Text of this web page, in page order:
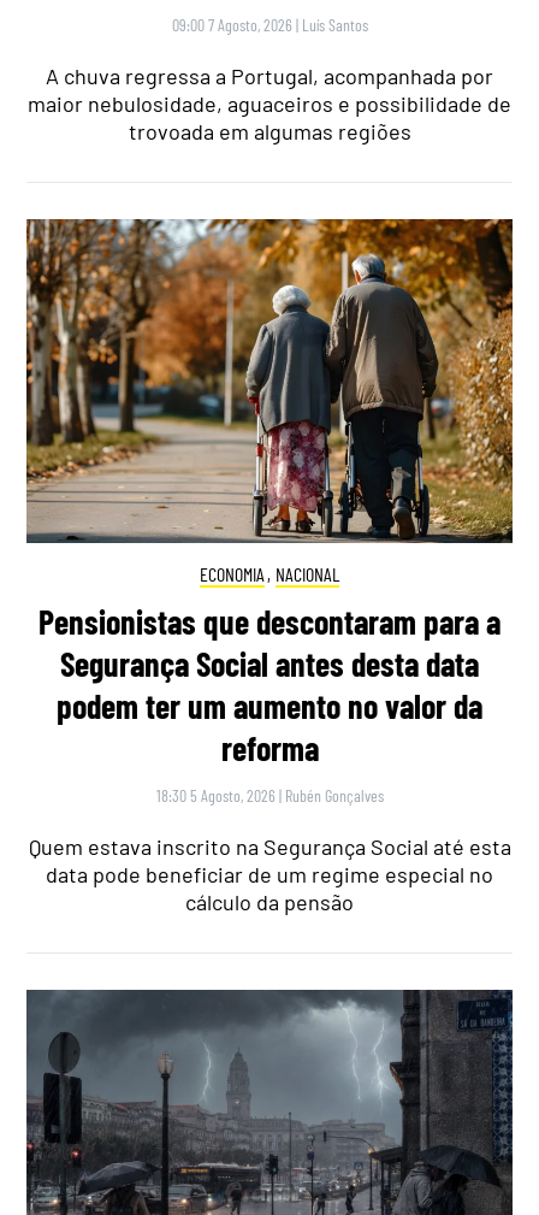
09:00 7 Agosto, 2026 | Luís Santos
A chuva regressa a Portugal, acompanhada por
maior nebulosidade, aguaceiros e possibilidade de
trovoada em algumas regiões
ECONOMIA , NACIONAL
Pensionistas que descontaram para a
Segurança Social antes desta data
podem ter um aumento no valor da
reforma
18:30 5 Agosto, 2026 | Rubén Gonçalves
Quem estava inscrito na Segurança Social até esta
data pode beneficiar de um regime especial no
cálculo da pensão